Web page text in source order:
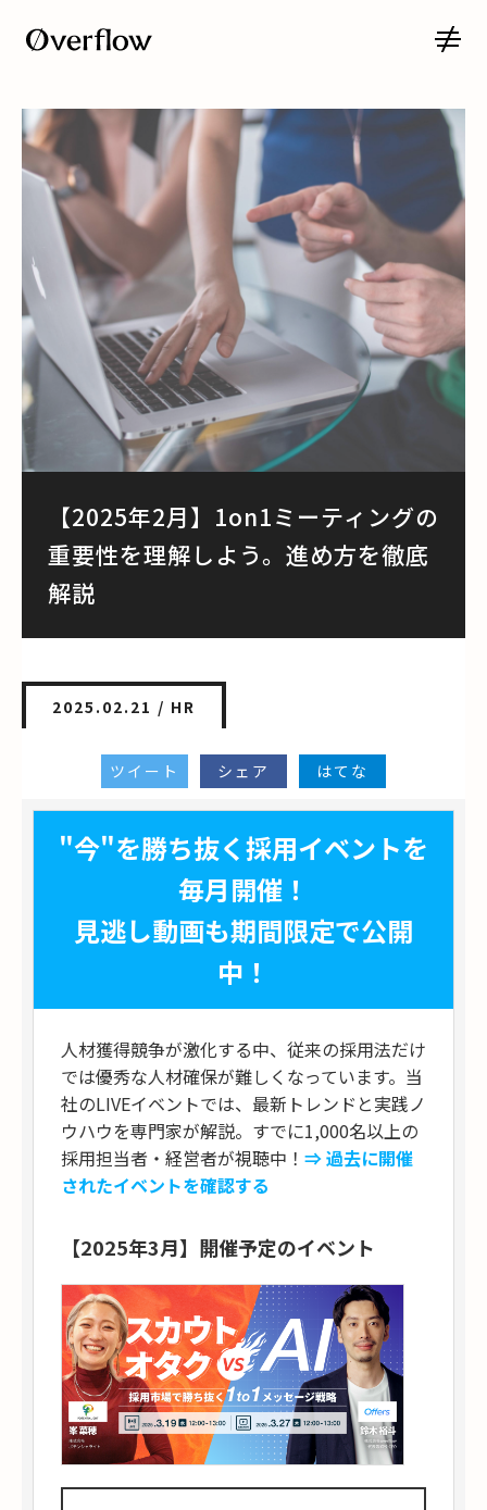
【2025年2月】1on1ミーティングの
重要性を理解しよう。進め方を徹底
解説
2025.02.21 / HR
ツイート シェア はてな
"今"を勝ち抜く採用イベントを
毎月開催！
見逃し動画も期間限定で公開
中！
人材獲得競争が激化する中、従来の採用法だけ
では優秀な人材確保が難しくなっています。当
社のLIVEイベントでは、最新トレンドと実践ノ
ウハウを専門家が解説。すでに1,000名以上の
採用担当者・経営者が視聴中！ ⇒ 過去に開催
されたイベントを確認する
【2025年3月】開催予定のイベント